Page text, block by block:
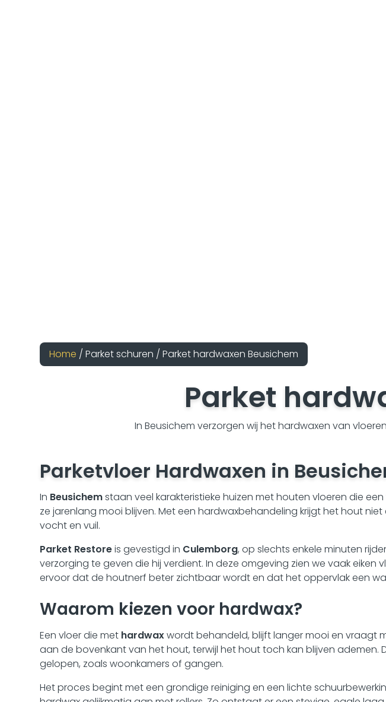
Home / Parket schuren / Parket hardwaxen Beusichem
Parket
In Beusichem verzorgen wij het hardwaxen van
Parketvloer Hardwaxen in
In Beusichemstaan veel karakteristieke huizen met houten vloeren die
ze jarenlang mooi blijven. Met een hardwaxbehandeling krijgt het hout
vocht en vuil.
Parket Restoreis gevestigd in Culemborg, op slechts enkele minuten
verzorging te geven die hij verdient. In deze omgeving zien we vaak
ervoor dat de houtnerf beter zichtbaar wordt en dat het oppervlak een
Waarom kiezen voor hardwax?
Een vloer die met hardwaxwordt behandeld, blijft langer mooi en vraagt
aan de bovenkant van het hout, terwijl het hout toch kan blijven ademen.
gelopen, zoals woonkamers of gangen.
Het proces begint met een grondige reiniging en een lichte